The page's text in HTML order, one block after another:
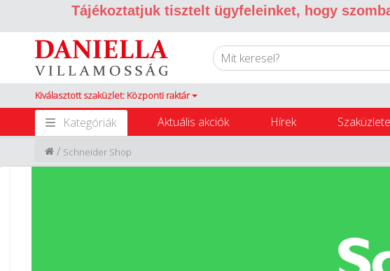
Tájékoztatjuk tisztelt ügyfeleinket, hogy
Kiválasztott szaküzlet: Központi raktár
Kategóriák Aktuális akciók Hírek
Schneider Shop
/